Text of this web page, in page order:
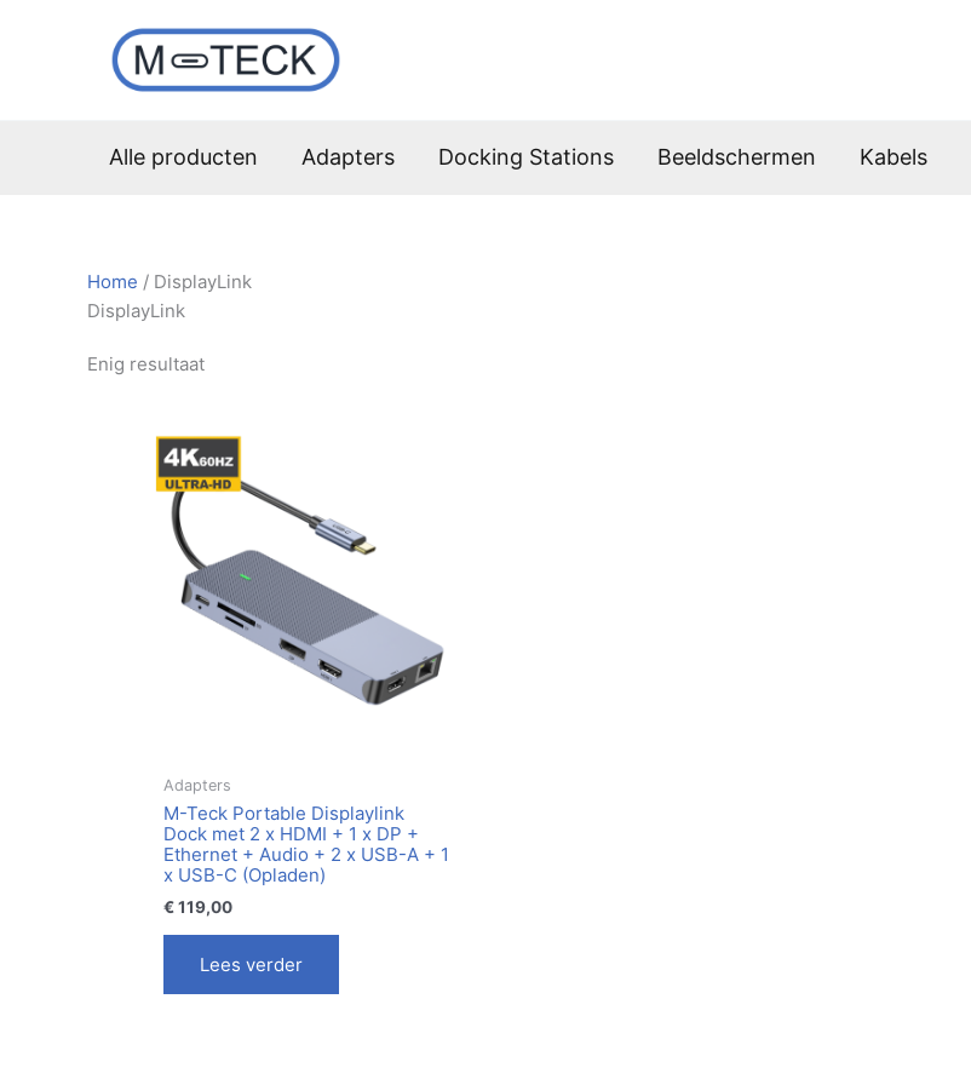
Alle producten Adapters Docking Stations Beeldschermen Kabels
Home / DisplayLink
DisplayLink
Enig resultaat
Adapters
M-Teck Portable Displaylink
Dock met 2 x HDMI + 1 x DP +
Ethernet + Audio + 2 x USB-A + 1
x USB-C (Opladen)
€119,00
Lees verder